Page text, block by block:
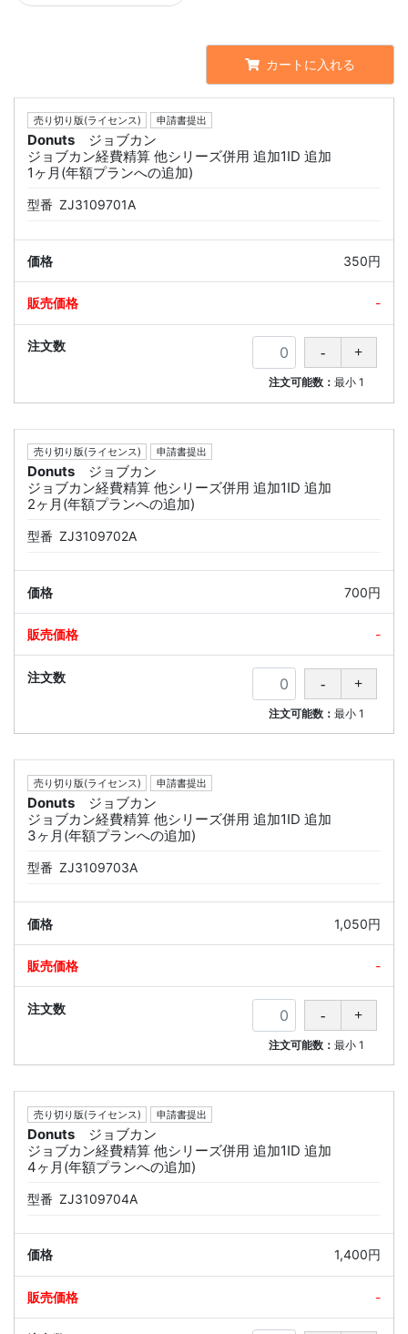
カートに入れる
売り切り版(ライセンス) 申請書提出
Donuts
ジョブカン
ジョブカン経費精算 他シリーズ併用 追加1ID 追加
1ヶ月(年額プランへの追加)
型番 ZJ3109701A
350円
-
注文可能数：最小 1
売り切り版(ライセンス) 申請書提出
Donuts
ジョブカン
ジョブカン経費精算 他シリーズ併用 追加1ID 追加
2ヶ月(年額プランへの追加)
型番 ZJ3109702A
700円
-
注文可能数：最小 1
売り切り版(ライセンス) 申請書提出
Donuts
ジョブカン
ジョブカン経費精算 他シリーズ併用 追加1ID 追加
3ヶ月(年額プランへの追加)
型番 ZJ3109703A
1,050円
-
注文可能数：最小 1
売り切り版(ライセンス) 申請書提出
Donuts
ジョブカン
ジョブカン経費精算 他シリーズ併用 追加1ID 追加
4ヶ月(年額プランへの追加)
型番 ZJ3109704A
1,400円
-